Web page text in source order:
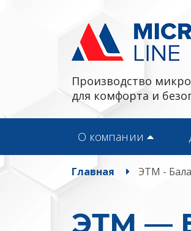
Производство
для комфорта и
О компании
Главная ЭТМ -
ЭТМ —